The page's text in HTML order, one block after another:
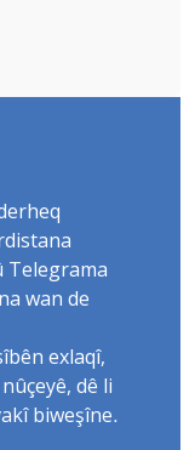
Telegrama
wan de
exlaqî,
dê li
biweşîne.